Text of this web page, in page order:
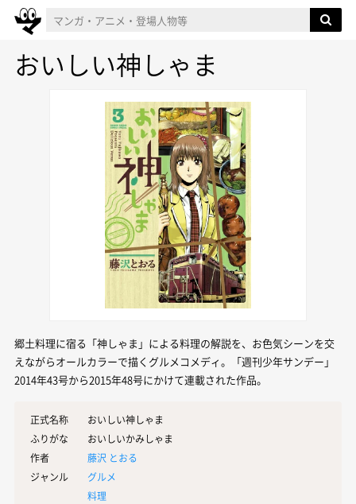
おいしい神しゃま
郷土料理に宿る「神しゃま」による料理の解説を、お色気シーンを交
えながらオールカラーで描くグルメコメディ。「週刊少年サンデー」
2014年43号から2015年48号にかけて連載された作品。
正式名称
おいしい神しゃま
ふりがな
おいしいかみしゃま
作者
藤沢 とおる
ジャンル
グルメ
料理